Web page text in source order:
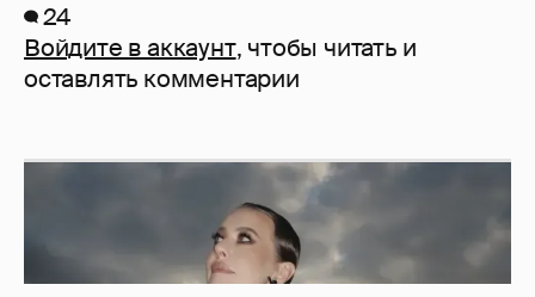
24
Войдите в аккаунт, чтобы читать и
оставлять комментарии